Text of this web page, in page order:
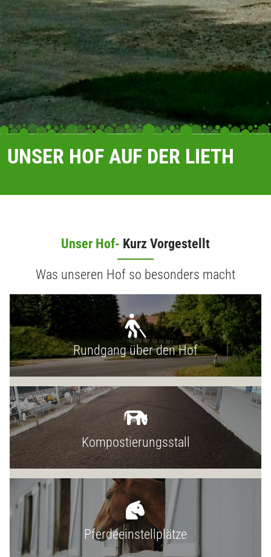
UNSER HOF AUF DER LIETH
Unser Hof- Kurz Vorgestellt
Was unseren Hof so besonders macht
Rundgang über den Hof
Kompostierungsstall
Pferdeeinstellplätze